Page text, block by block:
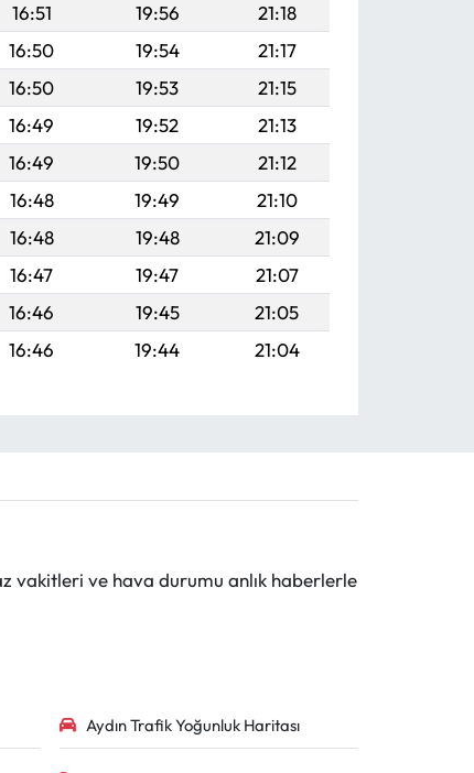
16:51 19:56
21:18
16:50 19:54
21:17
16:50 19:53
21:15
16:49 19:52
21:13
16:49 19:50
21:12
16:48 19:49
21:10
16:48 19:48
21:09
16:47 19:47
21:07
16:46 19:45
21:05
16:46 19:44 21:04
vakitleri ve hava durumu anlık haberlerle
Aydın Trafik Yoğunluk Haritası